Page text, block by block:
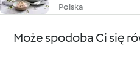
Polska
Może spodoba Ci się